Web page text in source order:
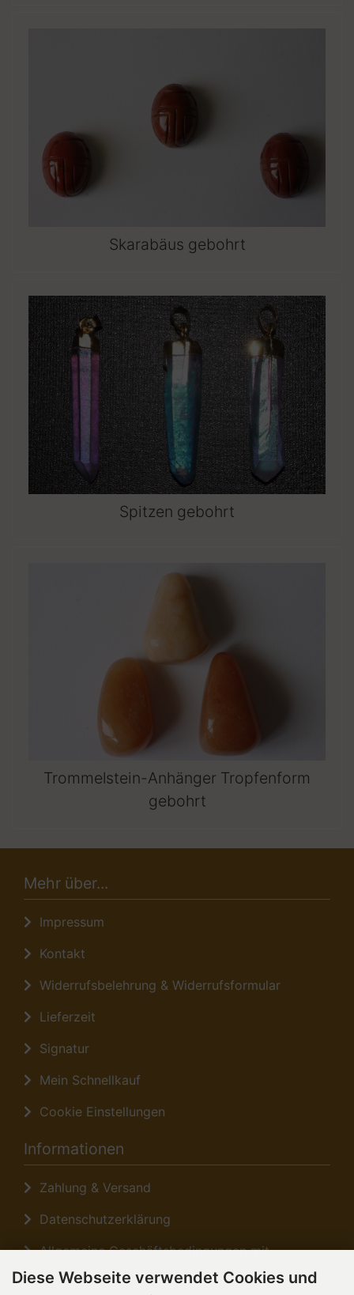
Skarabäus gebohrt
Spitzen gebohrt
Trommelstein-Anhänger Tropfenform
gebohrt
Mehr über...
Impressum
Kontakt
Widerrufsbelehrung & Widerrufsformular
Lieferzeit
Signatur
Mein Schnellkauf
Cookie Einstellungen
Informationen
Zahlung & Versand
Datenschutzerklärung
Allgemeine Geschäftsbedingungen mit
Kundeninformationen
Diese Webseite verwendet Cookies und